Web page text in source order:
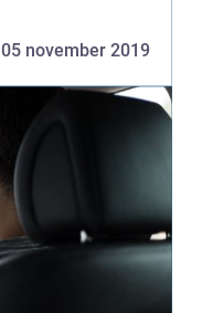
05 november 2019